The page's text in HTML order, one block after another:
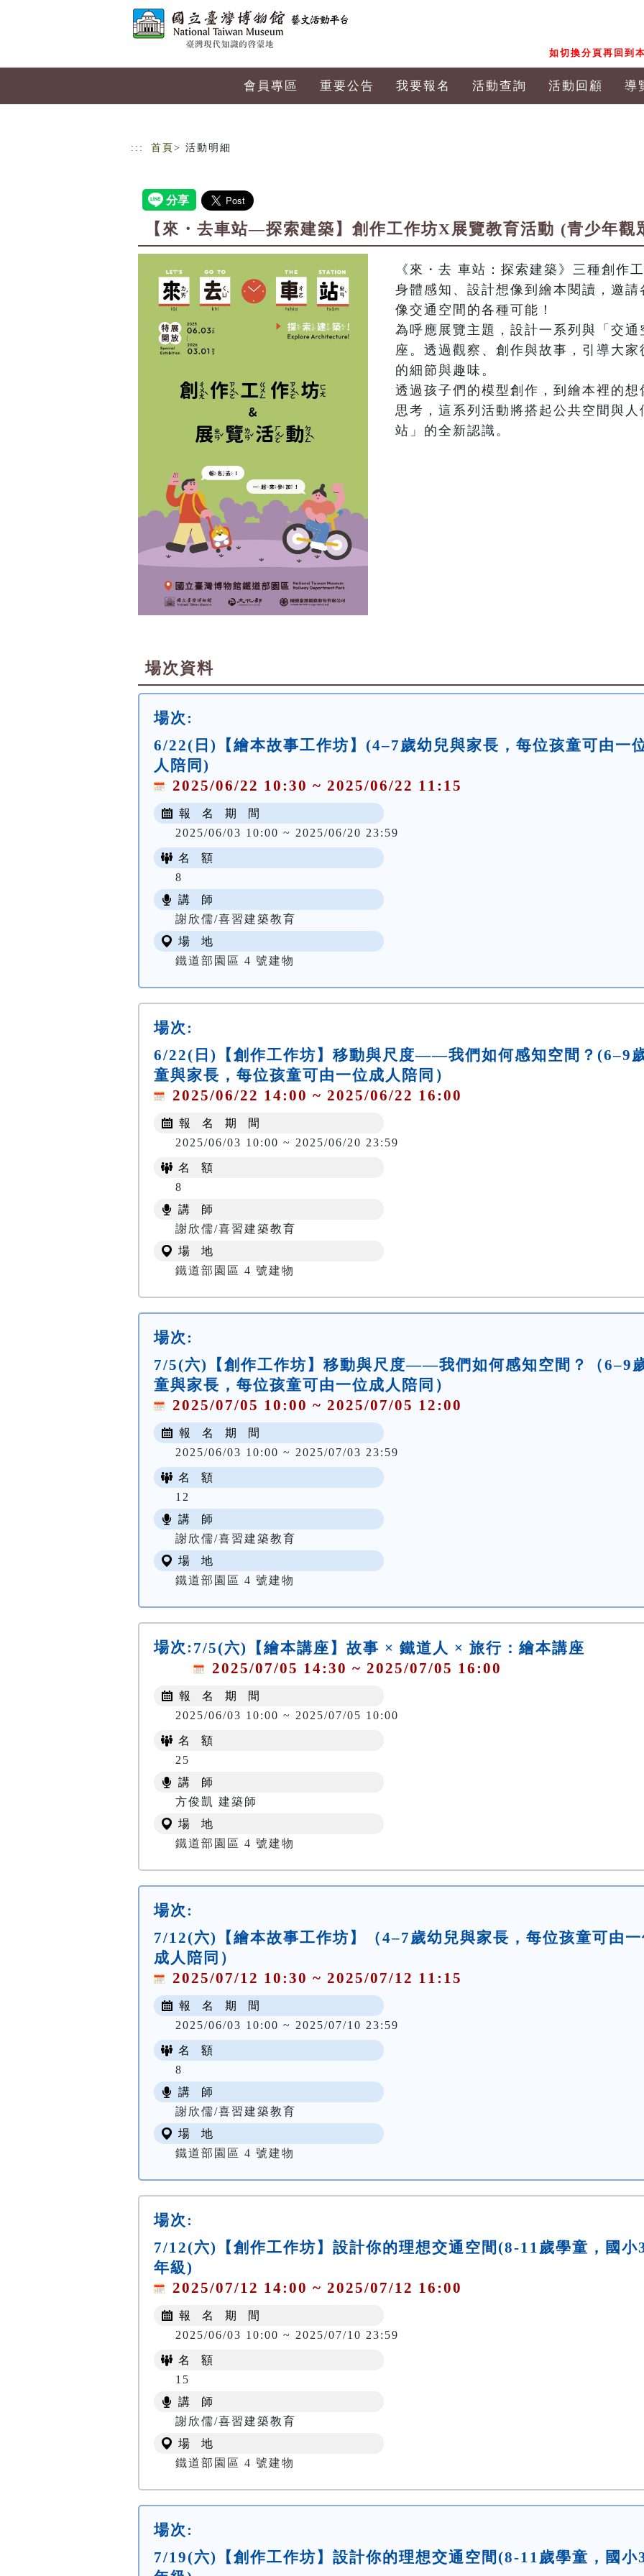
如切換分頁再回到
會員專區 重要公告 我要報名 活動查詢 活動回顧 導
::: 首頁 > 活動明細
【來・去車站—探索建築】創作工作坊X展覽教育活動 (青少年觀
《來・去 車站：探索建築》三種創作
身體感知、設計想像到繪本閱讀，邀
像交通空間的各種可能！
為呼應展覽主題，設計一系列與「交
座。透過觀察、創作與故事，引導大
的細節與趣味。
透過孩子們的模型創作，到繪本裡的
思考，這系列活動將搭起公共空間與
場次資料
場次:
6/22(日)【繪本故事工作坊】(4–7歲幼兒與家長，每位孩童可由一
人陪同)
2025/06/22 10:30 ~ 2025/06/22 11:15
報 名 期 間
2025/06/03 10:00 ~ 2025/06/20 23:59
名 額
8
講 師
謝欣儒/喜習建築教育
場 地
鐵道部園區 4 號建物
場次:
6/22(日)【創作工作坊】移動與尺度——我們如何感知空間？(6–9
童與家長，每位孩童可由一位成人陪同）
2025/06/22 14:00 ~ 2025/06/22 16:00
報 名 期 間
2025/06/03 10:00 ~ 2025/06/20 23:59
名 額
8
講 師
謝欣儒/喜習建築教育
場 地
鐵道部園區 4 號建物
場次:
7/5(六)【創作工作坊】移動與尺度——我們如何感知空間？（6–9
童與家長，每位孩童可由一位成人陪同）
2025/07/05 10:00 ~ 2025/07/05 12:00
報 名 期 間
2025/06/03 10:00 ~ 2025/07/03 23:59
名 額
12
講 師
謝欣儒/喜習建築教育
場 地
鐵道部園區 4 號建物
場次: 7/5(六)【繪本講座】故事 × 鐵道人 × 旅行：繪本講座
2025/07/05 14:30 ~ 2025/07/05 16:00
報 名 期 間
2025/06/03 10:00 ~ 2025/07/05 10:00
名 額
25
講 師
方俊凱 建築師
場 地
鐵道部園區 4 號建物
場次:
7/12(六)【繪本故事工作坊】（4–7歲幼兒與家長，每位孩童可由
成人陪同）
2025/07/12 10:30 ~ 2025/07/12 11:15
報 名 期 間
2025/06/03 10:00 ~ 2025/07/10 23:59
名 額
8
講 師
謝欣儒/喜習建築教育
場 地
鐵道部園區 4 號建物
場次:
7/12(六)【創作工作坊】設計你的理想交通空間(8-11歲學童，國小
年級)
2025/07/12 14:00 ~ 2025/07/12 16:00
報 名 期 間
2025/06/03 10:00 ~ 2025/07/10 23:59
名 額
15
講 師
謝欣儒/喜習建築教育
場 地
鐵道部園區 4 號建物
場次:
7/19(六)【創作工作坊】設計你的理想交通空間(8-11歲學童，國小